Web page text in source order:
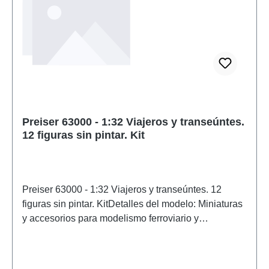
Preiser 63000 - 1:32 Viajeros y transeúntes.
12 figuras sin pintar. Kit
Preiser 63000 - 1:32 Viajeros y transeúntes. 12
figuras sin pintar. KitDetalles del modelo: Miniaturas
y accesorios para modelismo ferroviario y